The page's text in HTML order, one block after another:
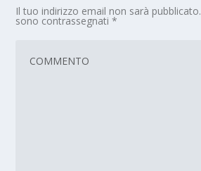
Il tuo indirizzo email non sarà pubblicato.
sono contrassegnati*